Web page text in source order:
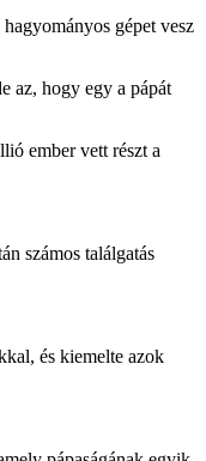
gépet vesz
az, hogy egy a pápát
ember vett részt a
számos találgatás
és kiemelte azok